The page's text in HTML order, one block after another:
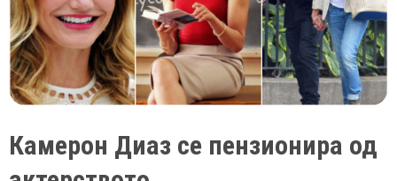
Камерон Диаз се пензионира од